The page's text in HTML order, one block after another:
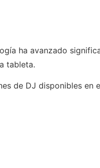
ha avanzado
tableta.
de DJ disponibles en